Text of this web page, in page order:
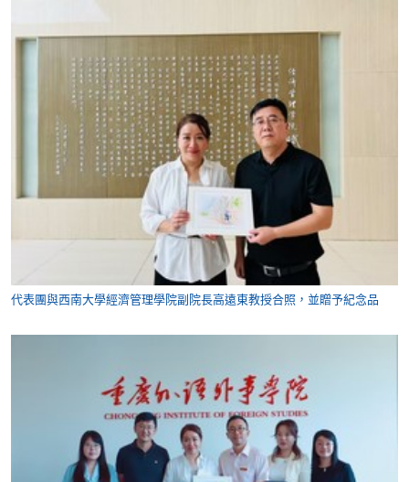
代表團與西南大學經濟管理學院副院長高遠東教授合照，並贈予紀念品